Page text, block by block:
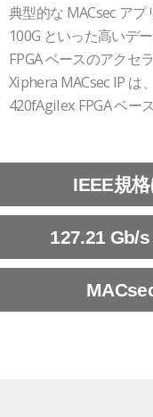
典型的な MACsec アプ
100G といった高いデ
FPGA ベースのアクセ
Xiphera MACsec IP は
420fAgilex FPGA ベー
IEEE規
127.21 Gb/s